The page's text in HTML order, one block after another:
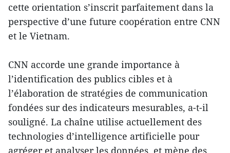
cette orientation s’inscrit parfaitement dans la
perspective d’une future coopération entre CNN
et le Vietnam.
CNN accorde une grande importance à
l’identification des publics cibles et à
l’élaboration de stratégies de communication
fondées sur des indicateurs mesurables, a-t-il
souligné. La chaîne utilise actuellement des
technologies d’intelligence artificielle pour